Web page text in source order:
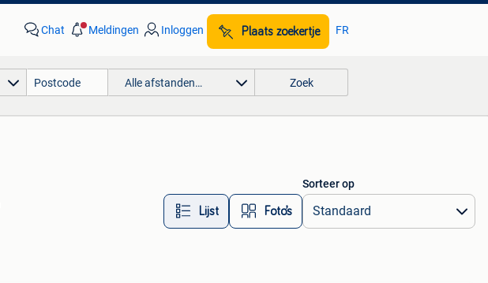
Chat Meldingen Inloggen Plaats zoekertje FR
Alle afstanden… Zoek
Lijst Foto’s
Sorteer op